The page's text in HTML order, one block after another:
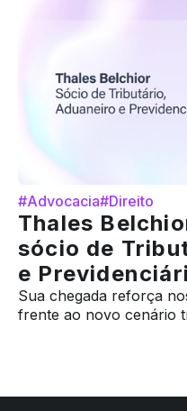
#Advocacia#Direito
Thales
sócio de
e
Sua chegada reforça
frente ao novo cenário